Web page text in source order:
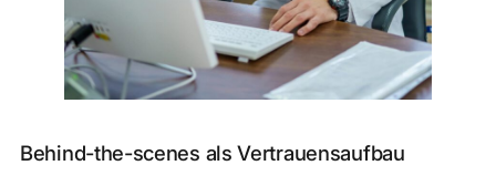
Behind-the-scenes als Vertrauensaufbau